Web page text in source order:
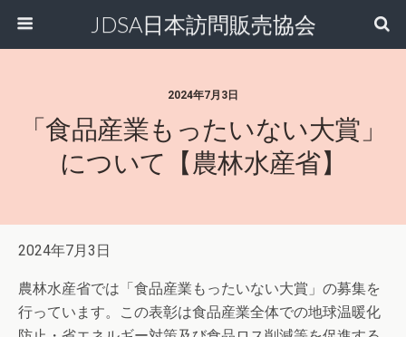
JDSA日本訪問販売協会
2024年7月3日
「食品産業もったいない大賞」
について【農林水産省】
2024年7月3日
農林水産省では「食品産業もったいない大賞」の募集を
行っています。この表彰は食品産業全体での地球温暖化